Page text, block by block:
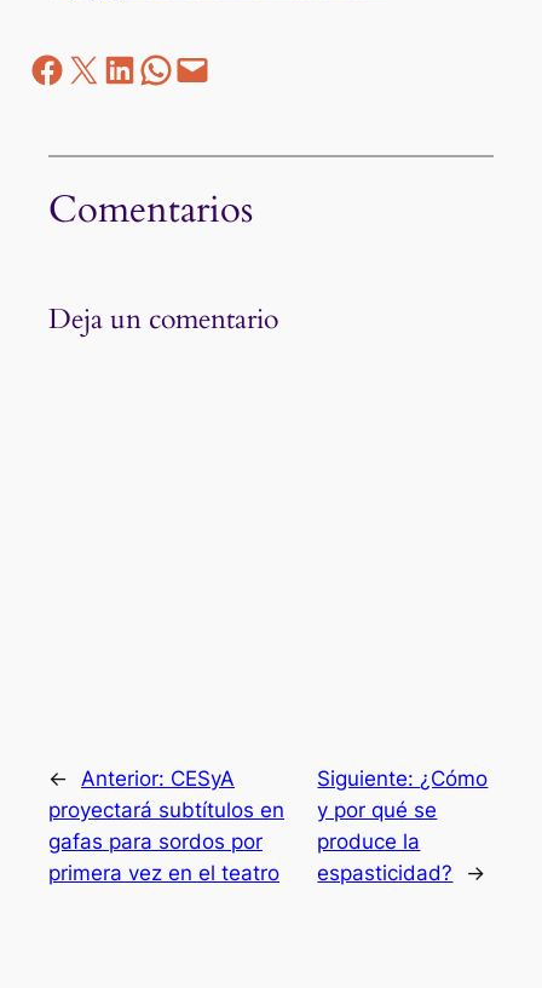
Facebook
Z LinkedIn
WhatsApp
correo electrónico
Comentarios
Deja un comentario
← Anterior: CESyA
proyectará subtítulos en
gafas para sordos por
primera vez en el teatro
Siguiente: ¿Cómo
y por qué se
produce la
espasticidad?
→